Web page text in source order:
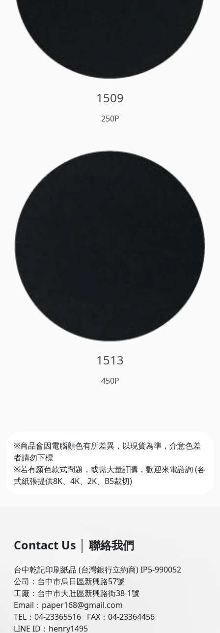
1509
250P
1513
450P
※商品會因電腦顏色有所差異，以現貨為準，介意色差
者請勿下標
※若有顏色款式問題，或需大量訂購，歡迎來電諮詢 (各
式紙張提供8K、4K、2K、B5裁切)
Contact Us 聯絡我們
台中乾記印刷紙品 (台灣銀行立約商) IP5-990052
公司：台中市烏日區新興路57號
工廠：台中市大肚區新興路街38-1號
Email：paper168@gmail.com
TEL：04-23365516 FAX：04-23364456
LINE ID：henry1495